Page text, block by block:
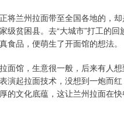
将兰州拉面带至全国各地的，
级贫困县。去“大城市”打工的回
食品，便萌生了开面馆的想法。
面馆，生意很一般，后来有人
演起拉面技术，没想到一炮而红
的文化底蕴，这让兰州拉面在